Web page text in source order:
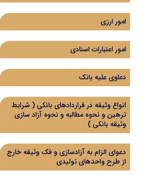
امور ارزی
امور اعتبارات اسنادی
دعاوی علیه بانک
انواع وثیقه در قراردادهای بانکی ( شرایط
ترهین و نحوه مطالبه و نحوه آزاد سازی
وثیقه بانکی )
دعوای الزام به آزادسازی و فک وثیقه خارج
از طرح واحدهای تولیدی